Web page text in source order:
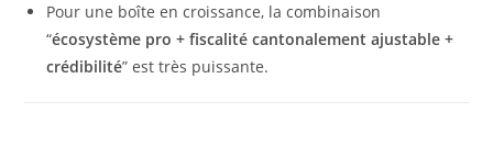
Pour une boîte en croissance, la combinaison
“écosystème pro + fiscalité cantonalement ajustable +
crédibilité” est très puissante.